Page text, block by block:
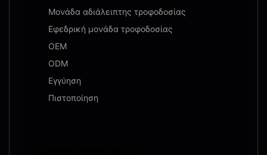
Μονάδα αδιάλειπτης τροφοδοσίας
Εφεδρική μονάδα τροφοδοσίας
OEM
ODM
Εγγύηση
Πιστοποίηση